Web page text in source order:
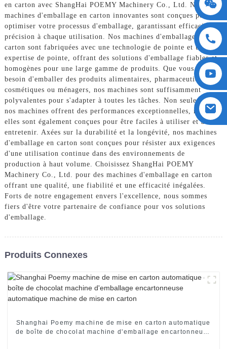
en carton avec ShangHai POEMY Machinery Co., Ltd. Nos
machines d'emballage en carton innovantes sont conçues pour
optimiser votre processus d'emballage, garantissant efficacité et
précision à chaque utilisation. Nos machines d'emballage en
carton sont fabriquées avec une technologie de pointe et une
expertise de pointe, offrant des solutions d'emballage fiables et
homogènes pour une large gamme de produits. Que vous ayez
besoin d'emballer des produits alimentaires, pharmaceutiques,
cosmétiques ou ménagers, nos machines sont suffisamment
polyvalentes pour s'adapter à toutes les tâches. Non seulement
nos machines offrent des performances exceptionnelles, mais
elles sont également conçues pour être faciles à utiliser et à
entretenir. Axées sur la durabilité et la longévité, nos machines
d'emballage en carton sont conçues pour résister aux exigences
d'une utilisation continue dans des environnements de
production à haut volume. Choisissez ShangHai POEMY
Machinery Co., Ltd. pour des machines d'emballage en carton
offrant une qualité, une fiabilité et une efficacité inégalées.
Forts de notre engagement envers l'excellence, nous sommes
fiers d'être votre partenaire de confiance pour vos solutions
d'emballage.
Produits Connexes
Shanghai Poemy machine de mise en carton automatique
de boîte de chocolat machine d'emballage encartonneuse